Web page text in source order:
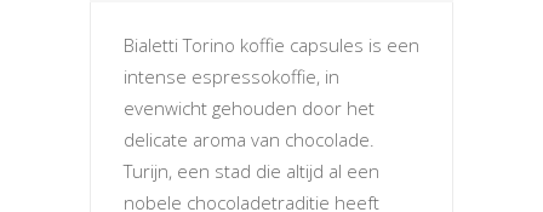
Bialetti Torino koffie capsules is een
intense espressokoffie, in
evenwicht gehouden door het
delicate aroma van chocolade.
Turijn, een stad die altijd al een
nobele chocoladetraditie heeft